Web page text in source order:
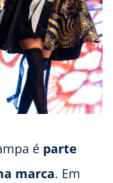
é parte
marca. Em